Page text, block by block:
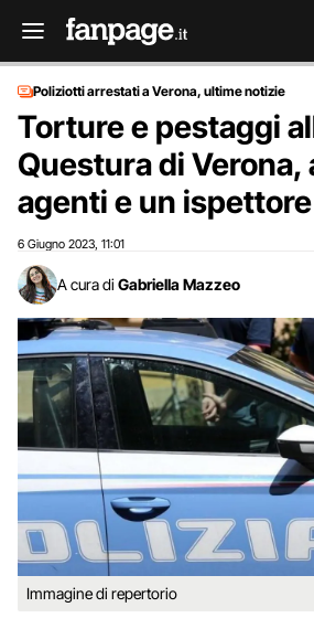
Poliziotti arrestati a Verona, ultime notizie
Torture e pestaggi
Questura di
agenti e un ispettore
6 Giugno 2023 11:01
A cura di Gabriella Mazzeo
Immagine di repertorio